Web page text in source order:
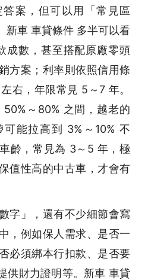
案，但可以用「常見區
新車 車貸條件 多半可以看
成數，甚至搭配原廠零頭
方案；利率則依照信用條
右，年限常見 5～7 年。
～80% 之間，越老的
能拉高到 3%～10% 不
齡，常見為 3～5 年，極
值性高的中古車，才會有
字」，還有不少細節會寫
，例如保人需求、是否一
必須綁本行扣款、是否要
供財力證明等。新車 車貸